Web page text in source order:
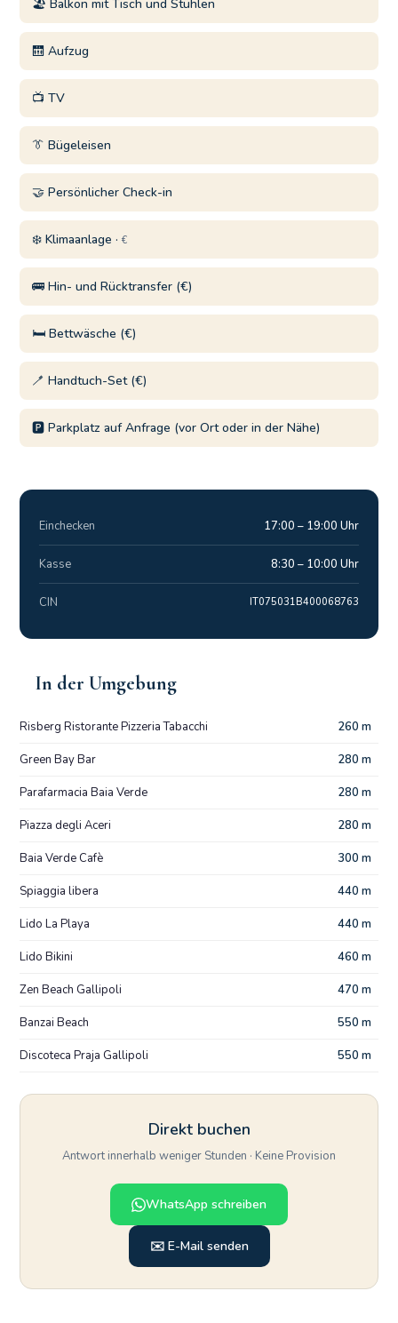
🏖️ Balkon mit Tisch und Stühlen
🛗 Aufzug
📺 TV
👔 Bügeleisen
🤝 Persönlicher Check-in
❄️ Klimaanlage ·€
🚌 Hin- und Rücktransfer (€)
🛏️ Bettwäsche (€)
🪥 Handtuch-Set (€)
🅿️ Parkplatz auf Anfrage (vor Ort oder in der Nähe)
Einchecken 17:00 – 19:00 Uhr
Kasse 8:30 – 10:00 Uhr
CIN IT075031B400068763
In der Umgebung
Risberg Ristorante Pizzeria Tabacchi 260 m
Green Bay Bar 280 m
Parafarmacia Baia Verde 280 m
Piazza degli Aceri 280 m
Baia Verde Cafè 300 m
Spiaggia libera 440 m
Lido La Playa 440 m
Lido Bikini 460 m
Zen Beach Gallipoli 470 m
Banzai Beach 550 m
Discoteca Praja Gallipoli 550 m
Direkt buchen
Antwort innerhalb weniger Stunden · Keine Provision
WhatsApp schreiben
✉️ E-Mail senden